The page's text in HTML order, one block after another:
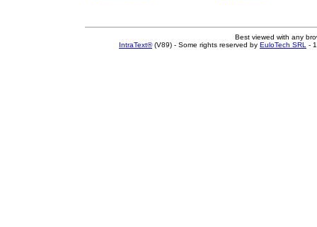
Best viewed with any
IntraText®(V89) - Some rights reserved by EuloTech SRL -